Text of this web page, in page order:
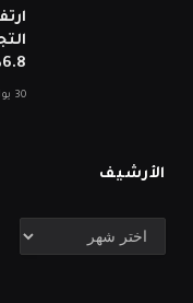
6.8%
30 يوليو، 2026
الأرشيف
الأرشيف